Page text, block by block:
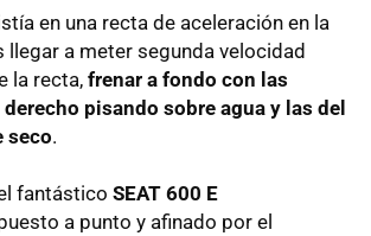
en una recta de aceleración en la
llegar a meter segunda velocidad
la recta, frenar a fondo con las
pisando sobre agua y las del
seco.
fantástico SEAT 600 E
a punto y afinado por el